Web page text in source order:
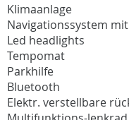
Klimaanlage
Navigationssystem
Led headlights
Tempomat
Parkhilfe
Bluetooth
Elektr. verstellbare